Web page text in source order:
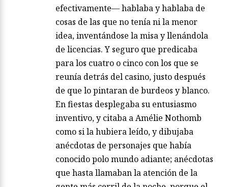
efectivamente— hablaba y hablaba de
cosas de las que no tenía ni la menor
idea, inventándose la misa y llenándola
de licencias. Y seguro que predicaba
para los cuatro o cinco con los que se
reunía detrás del casino, justo después
de que lo pintaran de burdeos y blanco.
En fiestas desplegaba su entusiasmo
inventivo, y citaba a Amélie Nothomb
como si la hubiera leído, y dibujaba
anécdotas de personajes que había
conocido polo mundo adiante; anécdotas
que hasta llamaban la atención de la